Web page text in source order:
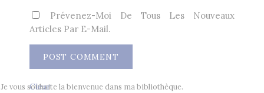
Prévenez-Moi De Tous Les Nouveaux
Articles Par E-Mail.
Clear
Je vous souhaite la bienvenue dans ma bibliothèque.